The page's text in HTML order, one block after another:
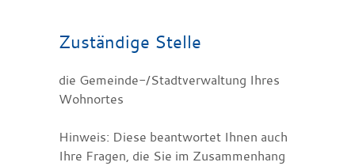
Zuständige Stelle
die Gemeinde-/Stadtverwaltung Ihres
Wohnortes
Hinweis: Diese beantwortet Ihnen auch
Ihre Fragen, die Sie im Zusammenhang